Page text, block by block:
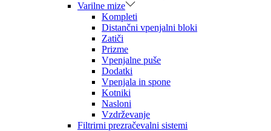
Varilne mize
Kompleti
Distančni vpenjalni bloki
Zatiči
Prizme
Vpenjalne puše
Dodatki
Vpenjala in spone
Kotniki
Nasloni
Vzdrževanje
Filtrirni prezračevalni sistemi